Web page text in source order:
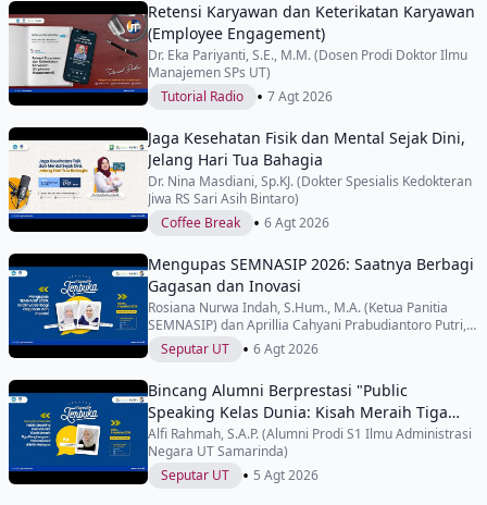
Retensi Karyawan dan Keterikatan Karyawan
(Employee Engagement)
Dr. Eka Pariyanti, S.E., M.M. (Dosen Prodi Doktor Ilmu
Manajemen SPs UT)
Tutorial Radio
• 7 Agt 2026
Jaga Kesehatan Fisik dan Mental Sejak Dini,
Jelang Hari Tua Bahagia
Dr. Nina Masdiani, Sp.KJ. (Dokter Spesialis Kedokteran
Jiwa RS Sari Asih Bintaro)
Coffee Break
• 6 Agt 2026
Mengupas SEMNASIP 2026: Saatnya Berbagi
Gagasan dan Inovasi
Rosiana Nurwa Indah, S.Hum., M.A. (Ketua Panitia
SEMNASIP) dan Aprillia Cahyani Prabudiantoro Putri,
S.Sos., M.Si. (Wakil Ketua Panitia SEMNASIP)
Seputar UT • 6 Agt 2026
Bincang Alumni Berprestasi "Public
Speaking Kelas Dunia: Kisah Meraih Tiga
Penghargaan Internasional di IYEN
Malaysia"
Alfi Rahmah, S.A.P. (Alumni Prodi S1 Ilmu Administrasi
Negara UT Samarinda)
Seputar UT
• 5 Agt 2026